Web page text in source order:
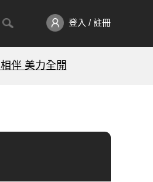
登入 / 註冊
伴 美力全開